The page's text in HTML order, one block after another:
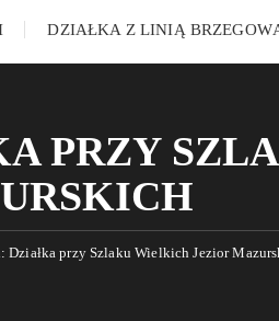
DZIAŁKA Z LINIĄ
PRZY
Działka przy Szlaku Wielkich Jezior